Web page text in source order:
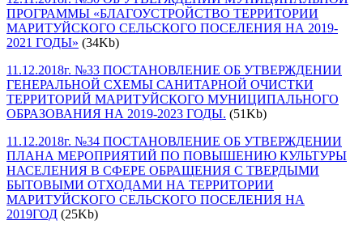
ПРОГРАММЫ «БЛАГОУСТРОЙСТВО ТЕРРИТОРИИ
МАРИТУЙСКОГО СЕЛЬСКОГО ПОСЕЛЕНИЯ НА 2019-
2021 ГОДЫ» (34Kb)
11.12.2018г. №33 ПОСТАНОВЛЕНИЕ ОБ УТВЕРЖДЕНИИ
ГЕНЕРАЛЬНОЙ СХЕМЫ САНИТАРНОЙ ОЧИСТКИ
ТЕРРИТОРИЙ МАРИТУЙСКОГО МУНИЦИПАЛЬНОГО
ОБРАЗОВАНИЯ НА 2019-2023 ГОДЫ. (51Kb)
11.12.2018г. №34 ПОСТАНОВЛЕНИЕ ОБ УТВЕРЖДЕНИИ
ПЛАНА МЕРОПРИЯТИЙ ПО ПОВЫШЕНИЮ КУЛЬТУРЫ
НАСЕЛЕНИЯ В СФЕРЕ ОБРАЩЕНИЯ С ТВЕРДЫМИ
БЫТОВЫМИ ОТХОДАМИ НА ТЕРРИТОРИИ
МАРИТУЙСКОГО СЕЛЬСКОГО ПОСЕЛЕНИЯ НА
2019ГОД (25Kb)